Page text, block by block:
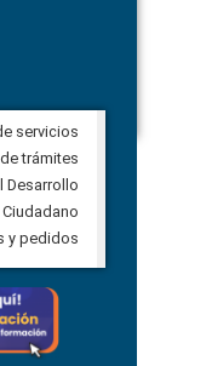
a Veeduría
para vigilar el concurso
2026
servicios
trámites
Desarrollo
y pedidos